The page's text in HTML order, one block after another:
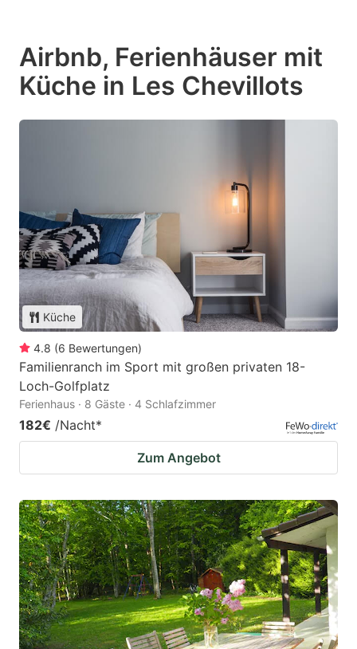
Airbnb, Ferienhäuser mit
Küche in Les Chevillots
Küche
4.8 (6 Bewertungen)
Familienranch im Sport mit großen privaten 18-
Loch-Golfplatz
Ferienhaus · 8 Gäste · 4 Schlafzimmer
182€ /Nacht*
Zum Angebot